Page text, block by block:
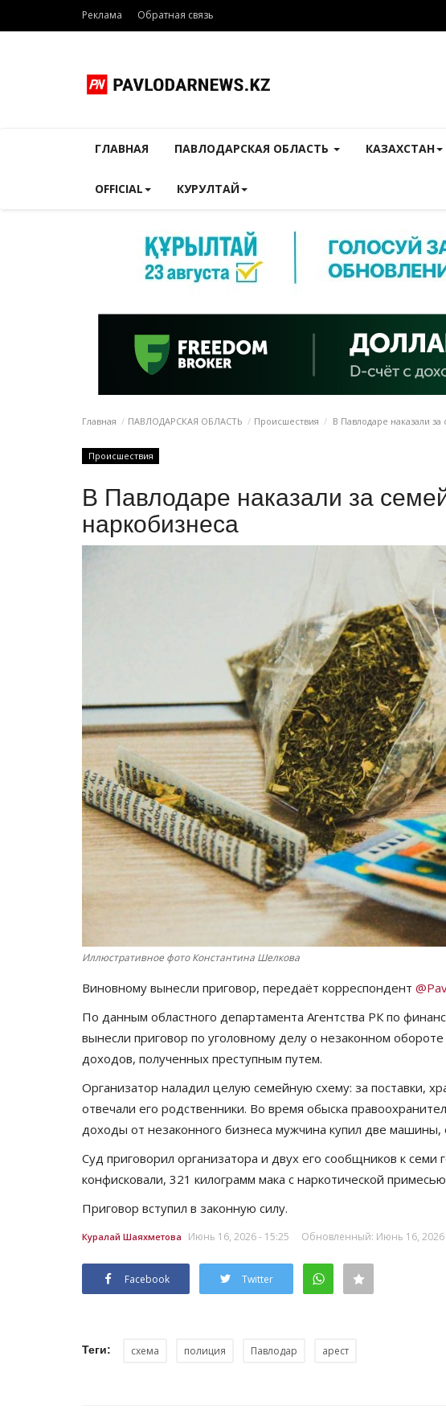
Реклама Обратная связь
ГЛАВНАЯ ПАВЛОДАРСКАЯ ОБЛАСТЬ КАЗАХСТАН
OFFICIAL КУРУЛТАЙ
Главная ПАВЛОДАРСКАЯ ОБЛАСТЬ Происшествия В Павлодаре наказали
Происшествия
В Павлодаре наказали за
наркобизнеса
Иллюстративное фото Константина Шелкова
Виновному вынесли приговор, передаёт корреспондент
По данным областного департамента Агентства РК по
вынесли приговор по уголовному делу о незаконном
доходов, полученных преступным путем.
Организатор наладил целую семейную схему: за поставки,
отвечали его родственники. Во время обыска
доходы от незаконного бизнеса мужчина купил две
Суд приговорил организатора и двух его сообщников к
конфисковали, 321 килограмм мака с наркотической
Приговор вступил в законную силу.
Куралай Шаяхметова Июнь 16, 2026 - 15:25 Обновленный: Июнь 16, 2026
Facebook Twitter
Теги: схема полиция Павлодар арест